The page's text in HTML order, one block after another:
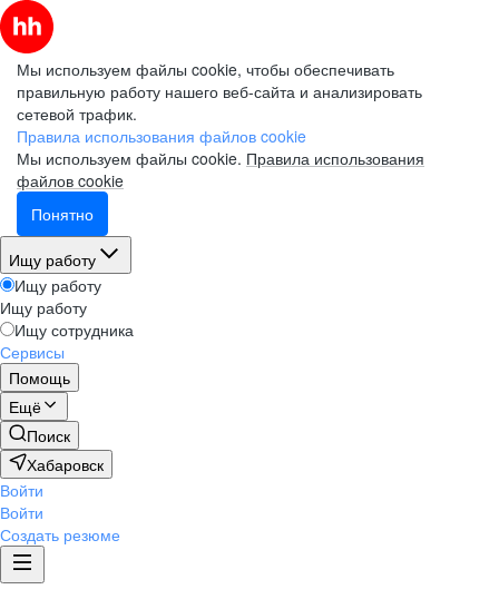
Мы используем файлы cookie, чтобы обеспечивать
правильную работу нашего веб-сайта и анализировать
сетевой трафик.
Правила использования файлов cookie
Мы используем файлы cookie. Правила использования
файлов cookie
Понятно
Ищу работу
Ищу работу
Ищу работу
Ищу сотрудника
Сервисы
Помощь
Ещё
Поиск
Хабаровск
Войти
Войти
Создать резюме